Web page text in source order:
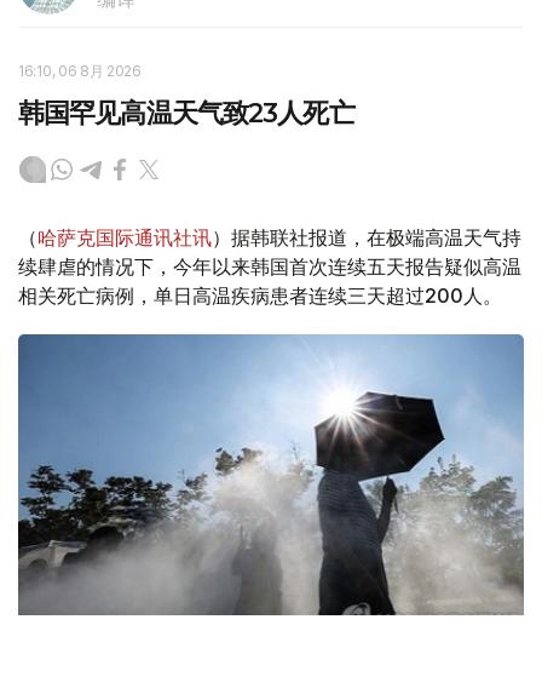
16:10, 06 8月 2026
韩国罕见高温天气致23人死亡
（哈萨克国际通讯社讯）据韩联社报道，在极端高温天气持
续肆虐的情况下，今年以来韩国首次连续五天报告疑似高温
相关死亡病例，单日高温疾病患者连续三天超过200人。